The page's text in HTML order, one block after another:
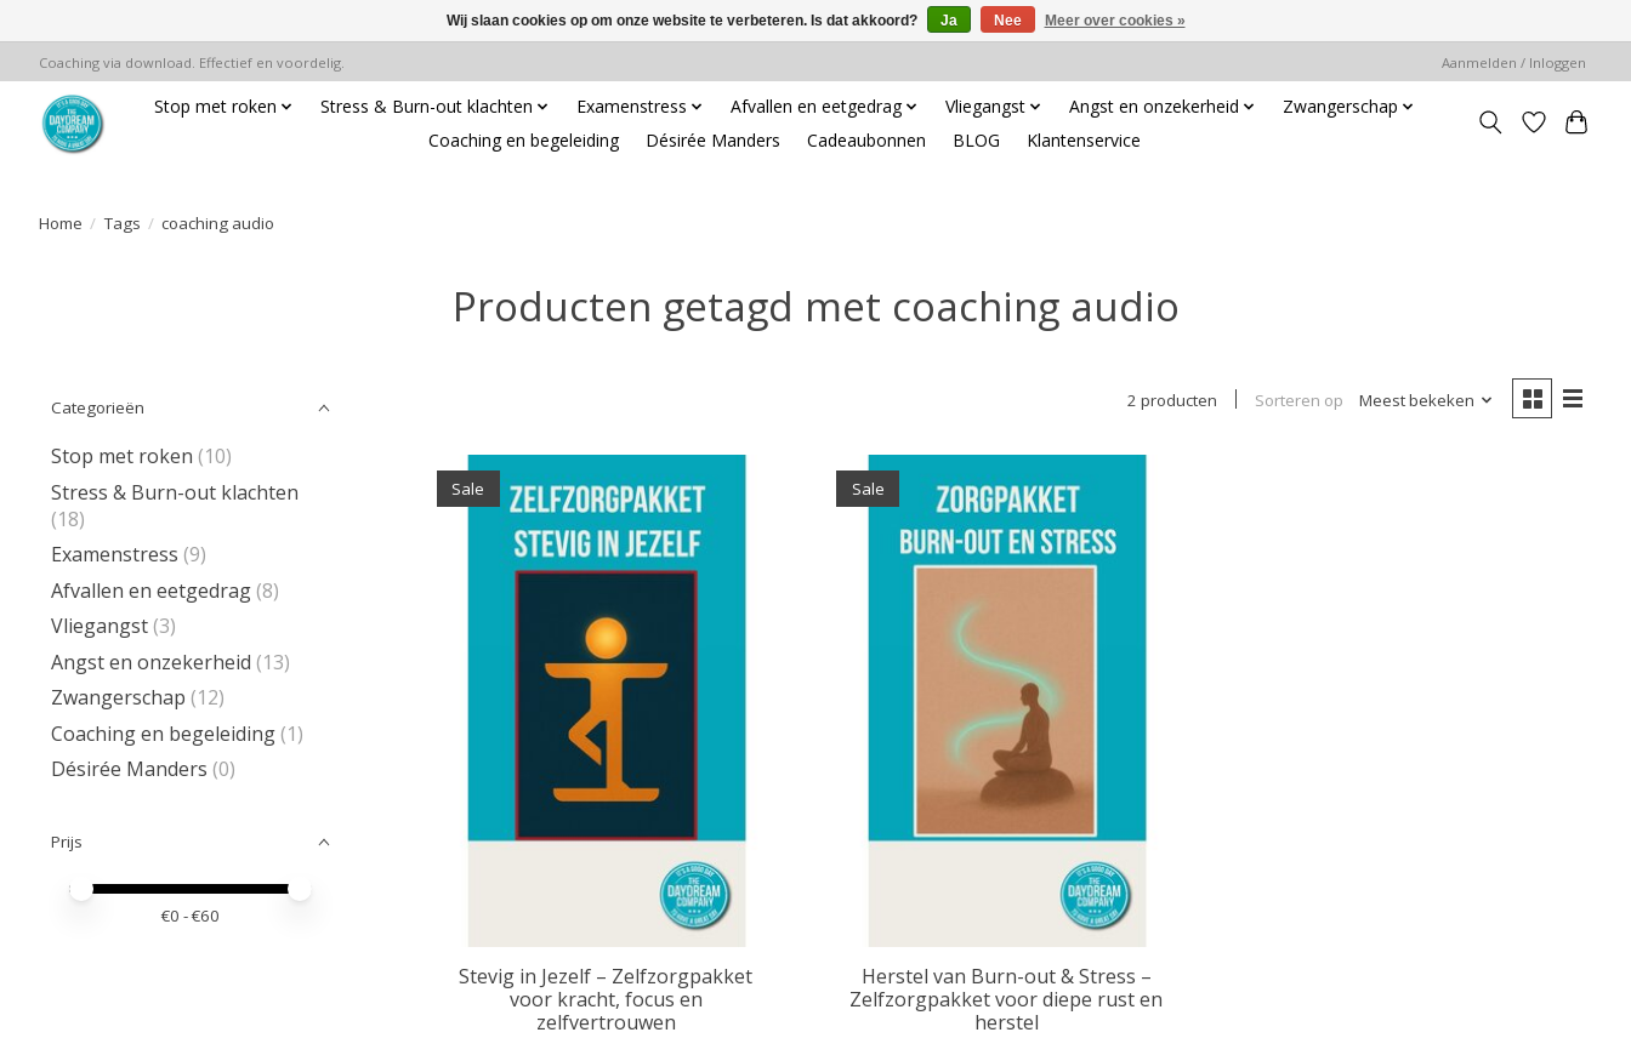
Coaching via download. Effectief en voordelig. Aanmelden / Inloggen
Stop met roken Stress & Burn-out klachten Examenstress Afvallen en eetgedrag Vliegangst Angst en onzekerheid
Zwangerschap
Coaching en begeleiding
Désirée Manders Cadeaubonnen BLOG Klantenservice
Home / Tags / coaching audio
Producten getagd met coaching audio
Categorieën
Stop met roken (10)
Stress & Burn-out klachten
(18)
Examenstress (9)
Afvallen en eetgedrag(8)
Vliegangst(3)
Angst en onzekerheid (13)
Zwangerschap (12)
Coaching en begeleiding(1)
Désirée Manders (0)
Prijs
Minimale prijswaarde
Price maximum value
€0 - €60
2 producten Sorteren op Meest bekeken
Sale
Stevig in Jezelf – Zelfzorgpakket
voor kracht, focus en
zelfvertrouwen
Sale
Herstel van Burn-out & Stress –
Zelfzorgpakket voor diepe rust en
herstel
Wij slaan cookies op om onze website te verbeteren. Is dat akkoord? Ja Nee Meer over cookies »